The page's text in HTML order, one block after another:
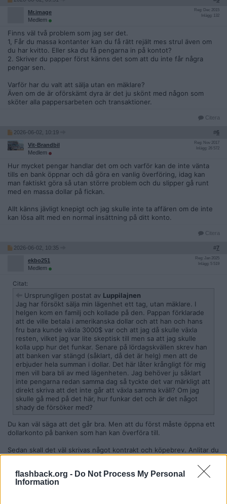
flashback.org - Do Not Process My Personal
Information
Mr.image
Medlem
Reg: Dec 2015
Inlägg: 132
Finns väl två problem som jag ser det.
1, Får du massa kontanter kan du få rätt rejält mes strul även om
du har kvitto. Eller ska du få pengarna in på kontot?
2. Skriver du papper först känns det som att du inte får några
pengar sen.
Varför har du valt att sälja utan en mäklare?
Även om de är oförskämt dyra är det ju skönt med någon som
sköter alla pappersarbeten och transaktioner.
Citera
2026-06-02, 10:19 #6
Vit-Brandbil
Medlem
Reg: Nov 2017
Inlägg: 26 572
Hur mycket pengar handlar det om och varför kan de inte vänta
tills en bank öppnar och då göra en vanlig överföring, idag kan
man faktiskt göra så utan större problem och du slipper gå runt
med en massa dollar på fickan.
Allt känns jävligt knepigt och jag skulle inte ta affären om de inte
kan lösa allt med en normal insättning på ditt konto.
Citera
2026-06-02, 10:35 #7
ekbo251
Medlem
Reg: Jan 2025
Inlägg: 5 519
Citat:
Ursprungligen postat av Luppilajnen
Jag har försökt sälja min lägenhet ett tag, utan mäklare. I
helgen kom en familj och kollade på den. Pappan förklarade
att de ville betala i amerikanska dollar och att han och hans
fru bara kunde växla 3000$ var och att jag då skulle växla
resten, vilket jag var lite skeptisk till men sa att jag skulle
kolla upp hur det funkar. Senare på lördagskvällen skrev han
att banken var stängd (såklart, då det är helg) men att de
erbjuder hela summan i dollar. Det här låter krångligt för mig
men vill bara bli av med lägenheten. Jag behöver ju såklart
inte pengarna redan samma dag så tyckte det var märkligt att
direkt skriva att det inte går att växla samma kväll? Om jag
skulle gå med på det här, hur funkar det och är det något
shady de försöker med?
Du kan väl säga att det går bra. Men att du först måste öppna ett
dollarkonto på banken som han kan överföra till.
Sedan skall det väl skrivas något kontrakt och köpebrev. Anlitar du
Citera